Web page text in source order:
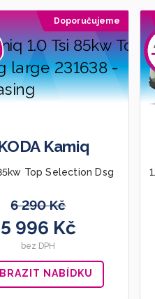
Doporučujeme
Kamiq
Top Selection Dsg
6 290 Kč
5 996 Kč
bez DPH
NABÍDKU